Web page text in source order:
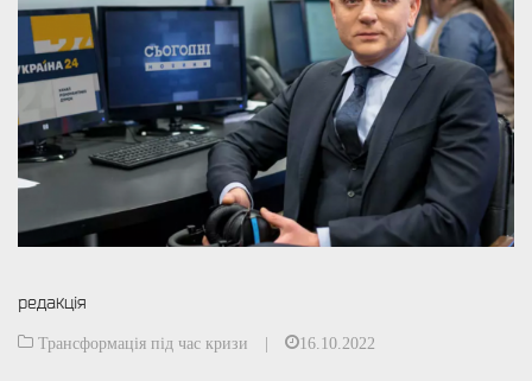
редакція
Трансформація під час кризи | 16.10.2022